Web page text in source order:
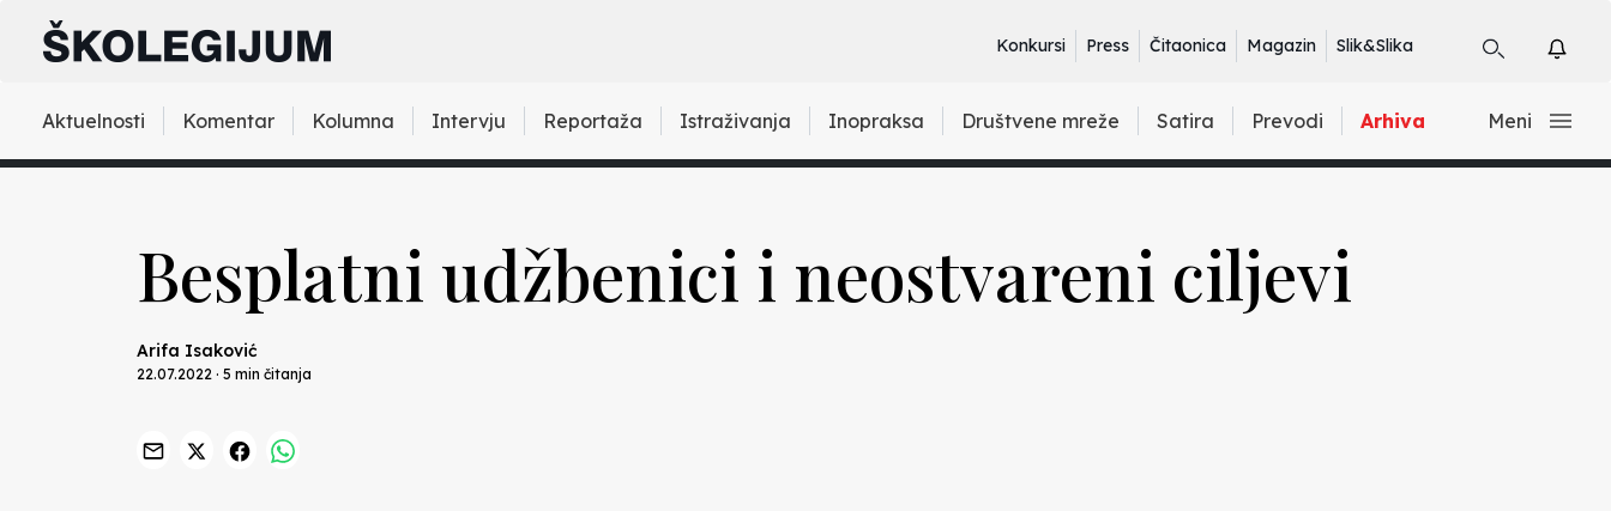
Konkursi Press Čitaonica Magazin Slik&Slika
Aktuelnosti Komentar Kolumna Intervju Reportaža Istraživanja Inopraksa Društvene mreže Satira Prevodi Arhiva Meni
Besplatni udžbenici i neostvareni ciljevi
Arifa Isaković
22.07.2022 · 5 min čitanja